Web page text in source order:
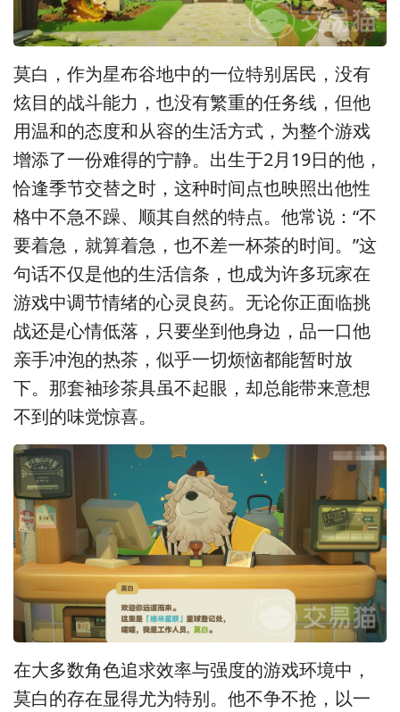
莫白，作为星布谷地中的一位特别居民，没有
炫目的战斗能力，也没有繁重的任务线，但他
用温和的态度和从容的生活方式，为整个游戏
增添了一份难得的宁静。出生于2月19日的他，
恰逢季节交替之时，这种时间点也映照出他性
格中不急不躁、顺其自然的特点。他常说：“不
要着急，就算着急，也不差一杯茶的时间。”这
句话不仅是他的生活信条，也成为许多玩家在
游戏中调节情绪的心灵良药。无论你正面临挑
战还是心情低落，只要坐到他身边，品一口他
亲手冲泡的热茶，似乎一切烦恼都能暂时放
下。那套袖珍茶具虽不起眼，却总能带来意想
不到的味觉惊喜。
在大多数角色追求效率与强度的游戏环境中，
莫白的存在显得尤为特别。他不争不抢，以一